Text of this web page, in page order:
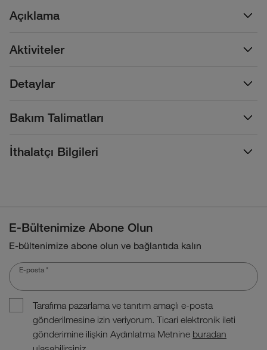
Açıklama
Detaylar
Aktiviteler
Bakım Talimatları
İthalatçı Bilgileri
E-Bültenimize Abone Olun
E-bültenimize abone olun ve bağlantıda kalın
E-posta *
Tarafıma pazarlama ve tanıtım amaçlı e-posta
gönderilmesine izin veriyorum. Ticari elektronik ileti
gönderimine ilişkin Aydınlatma Metnine buradan